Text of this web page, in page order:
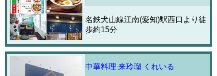
名鉄犬山線江南(愛知)駅西口より徒
歩約15分
中華料理 来玲瑠 くれいる